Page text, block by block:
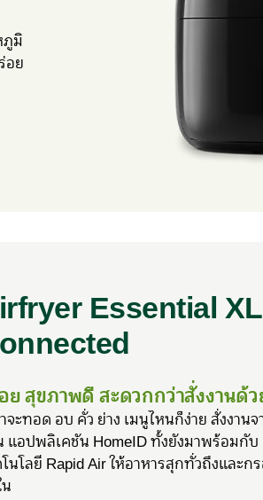
ภูมิ
อย
Essential XL
ย สุขภาพดี สะดวกกว่าสั่งงานด้
จะทอด อบ คั่ว ย่าง เมนูไหนก็ง่าย สั่งงาน
แอปพลิเคชัน HomeID ทั้งยังมาพร้อมกับ
นโลยี Rapid Air ให้อาหารสุกทั่วถึงและก